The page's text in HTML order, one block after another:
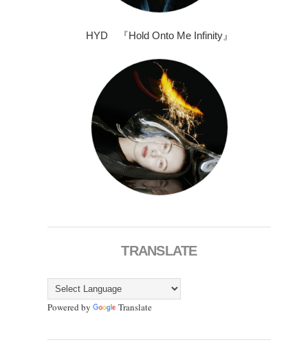
HYD 『Hold Onto Me Infinity』
TRANSLATE
Powered by Translate